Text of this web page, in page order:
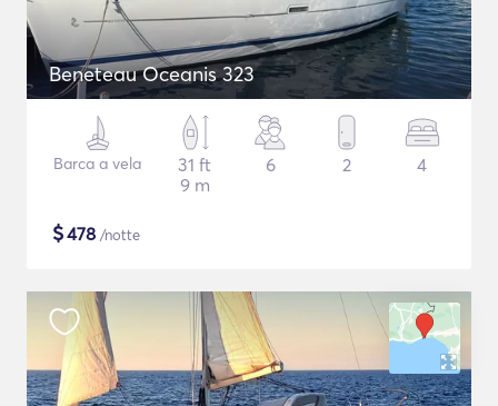
Beneteau Oceanis 323
Barca a vela
31 ft
9 m
6 2 4
$478 /notte